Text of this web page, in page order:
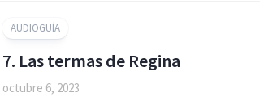
AUDIOGUÍA
7. Las termas de Regina
octubre 6, 2023